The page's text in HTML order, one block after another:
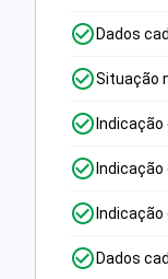
Dados
Situação
Dados